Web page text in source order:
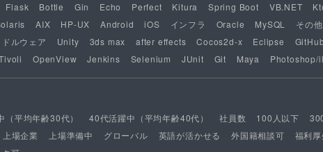
Flask Bottle Gin Echo Perfect Kitura Spring Boot VB.NET
AIX HP-UX Android iOS インフラ Oracle MySQL その他
ルウェア Unity 3ds max after effects Cocos2d-x Eclipse
OpenView Jenkins Selenium JUnit Git Maya Photoshop/
（平均年齢30代） 40代活躍中（平均年齢40代） 社員数 100人以下
上場企業 上場準備中 グローバル 英語が活かせる 外国籍相談可 福利厚